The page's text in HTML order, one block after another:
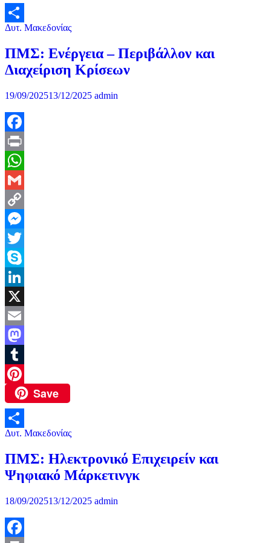
Μοιραστείτε
Δυτ. Μακεδονίας
ΠΜΣ: Ενέργεια – Περιβάλλον και
Διαχείριση Κρίσεων
19/09/202513/12/2025 admin
Facebook
Print
WhatsApp
Gmail
Copy
Link
Messenger
Twitter
Skype
LinkedIn
X
Email
Mastodon
Tumblr
PinterestSave
Μοιραστείτε
Δυτ. Μακεδονίας
ΠΜΣ: Ηλεκτρονικό Επιχειρείν και
Ψηφιακό Μάρκετινγκ
18/09/202513/12/2025 admin